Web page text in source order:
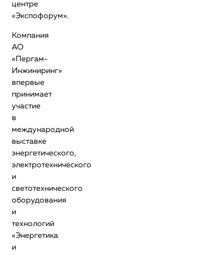
центре
«Экспофорум».
Компания
АО
«Пергам-
Инжиниринг»
впервые
принимает
участие
в
международной
выставке
энергетического,
электротехнического
и
светотехнического
оборудования
и
технологий
«Энергетика
и